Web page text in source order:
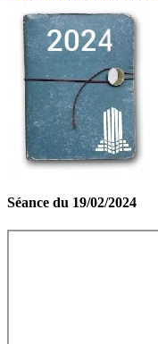
Séance du 19/02/2024